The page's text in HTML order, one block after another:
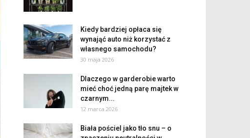
Kiedy bardziej opłaca się
wynająć auto niż korzystać z
własnego samochodu?
30 maja 2026
Dlaczego w garderobie warto
mieć choć jedną parę majtek w
czarnym...
12 marca 2026
Biała pościel jako tło snu – o